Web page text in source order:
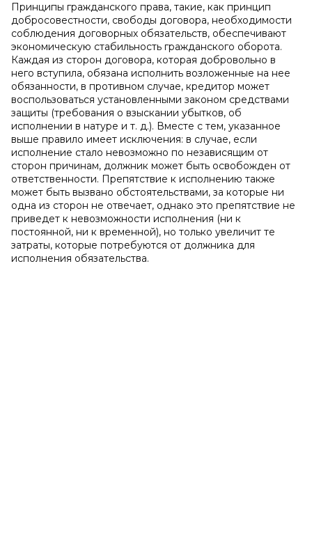
Принципы гражданского права, такие, как принцип
добросовестности, свободы договора, необходимости
соблюдения договорных обязательств, обеспечивают
экономическую стабильность гражданского оборота.
Каждая из сторон договора, которая добровольно в
него вступила, обязана исполнить возложенные на нее
обязанности, в противном случае, кредитор может
воспользоваться установленными законом средствами
защиты (требования о взыскании убытков, об
исполнении в натуре и т. д.). Вместе с тем, указанное
выше правило имеет исключения: в случае, если
исполнение стало невозможно по независящим от
сторон причинам, должник может быть освобожден от
ответственности. Препятствие к исполнению также
может быть вызвано обстоятельствами, за которые ни
одна из сторон не отвечает, однако это препятствие не
приведет к невозможности исполнения (ни к
постоянной, ни к временной), но только увеличит те
затраты, которые потребуются от должника для
исполнения обязательства.